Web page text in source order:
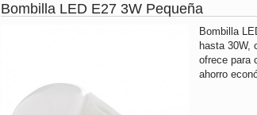
Bombilla LED E27 3W Pequeña
Bombilla
hasta 30W,
ofrece para
ahorro